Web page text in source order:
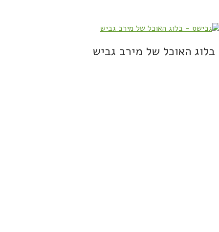
בלוג האוכל של מירב גביש